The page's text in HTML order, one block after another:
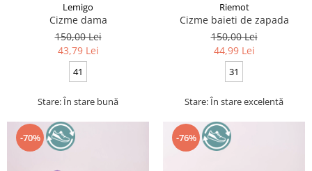
Lemigo
Cizme dama
150,00 Lei
43,79 Lei
41
Stare: În stare bună
Riemot
Cizme baieti de zapada
150,00 Lei
44,99 Lei
31
Stare: În stare excelentă
-70% -76%